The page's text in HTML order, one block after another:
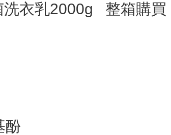
洗衣乳2000g 整箱購買
酚